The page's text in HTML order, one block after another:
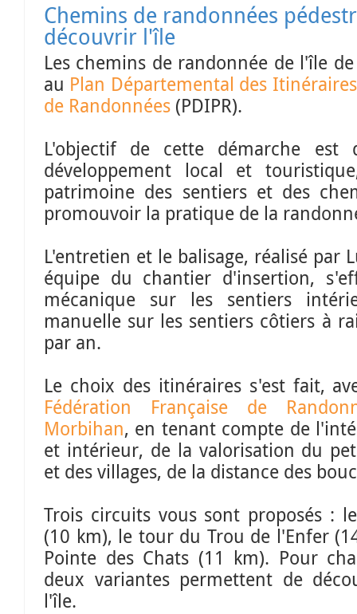
Chemins de randonnées pédestres balisés pour
découvrir l'île
Les chemins de randonnée de l'île
au Plan Départemental des
de Randonnées (PDIPR).
L'objectif de cette démarche est
développement local et
patrimoine des sentiers et des
promouvoir la pratique de la
L'entretien et le balisage, réalisé par
équipe du chantier d'insertion,
mécanique sur les sentiers
manuelle sur les sentiers côtiers à
par an.
Le choix des itinéraires s'est fait,
Fédération Française de
Morbihan, en tenant compte de
et intérieur, de la valorisation du
et des villages, de la distance des
Trois circuits vous sont proposés :
(10 km), le tour du Trou de l'Enfer
Pointe des Chats (11 km). Pour
deux variantes permettent de
l'île.